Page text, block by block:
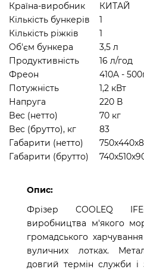
Країна-виробник КИТАЙ
Кількість бункерів 1
Кількість ріжків
1
Об'єм бункера
3,5 л
Продуктивність
16 л/год
Фреон
410A -
Потужність
1,2 кВт
Напруга
220 В
Bec (нетто)
70 кг
Bec (брутто), кг
83
Габарити (нетто)
Габарити (брутто)
Опис:
Фрізер COOLEQ
виробництва м'якого
громадського
вуличних лотках.
довгий термін служби і